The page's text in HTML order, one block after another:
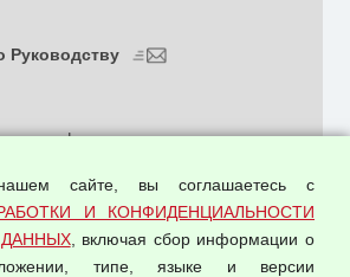
и конфиденциальности
персональных данных
продажи
Руководству
сайте, вы соглашаетесь с
И КОНФИДЕНЦИАЛЬНОСТИ
, включая сбор информации о
типе, языке и версии